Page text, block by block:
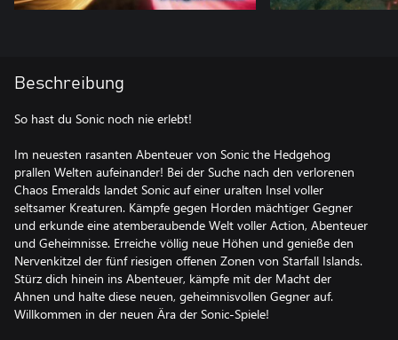
Beschreibung
So hast du Sonic noch nie erlebt!
Im neuesten rasanten Abenteuer von Sonic the Hedgehog
prallen Welten aufeinander! Bei der Suche nach den verlorenen
Chaos Emeralds landet Sonic auf einer uralten Insel voller
seltsamer Kreaturen. Kämpfe gegen Horden mächtiger Gegner
und erkunde eine atemberaubende Welt voller Action, Abenteuer
und Geheimnisse. Erreiche völlig neue Höhen und genieße den
Nervenkitzel der fünf riesigen offenen Zonen von Starfall Islands.
Stürz dich hinein ins Abenteuer, kämpfe mit der Macht der
Ahnen und halte diese neuen, geheimnisvollen Gegner auf.
Willkommen in der neuen Ära der Sonic-Spiele!